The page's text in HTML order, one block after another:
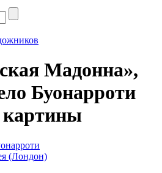
Мадонна»,
Буонарроти
(Лондон)